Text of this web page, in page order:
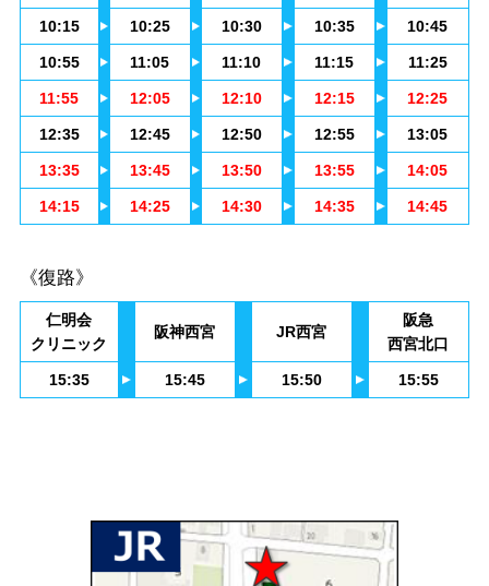
10:15 10:25 10:30 10:35 10:45
10:55 11:05 11:10 11:15 11:25
11:55 12:05 12:10 12:15 12:25
12:35 12:45 12:50 12:55 13:05
13:35 13:45 13:50 13:55 14:05
14:15 14:25 14:30 14:35 14:45
《復路》
仁明会
クリニック
阪神西宮 JR西宮
阪急
西宮北口
15:35 15:45 15:50 15:55